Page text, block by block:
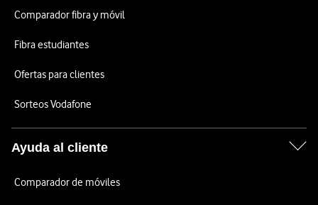
Comparador fibra y móvil
Fibra estudiantes
Ofertas para clientes
Sorteos Vodafone
Ayuda al cliente
Comparador de móviles